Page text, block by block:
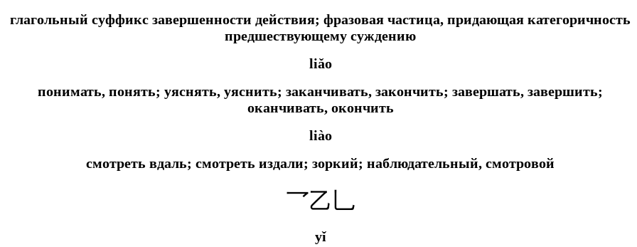
глагольный суффикс завершенности действия; фразовая частица, придающая категоричность
предшествующему суждению
liǎo
понимать, понять; уяснять, уяснить; заканчивать, закончить; завершать, завершить;
оканчивать, окончить
liào
смотреть вдаль; смотреть издали; зоркий; наблюдательный, смотровой
乛乙乚
yǐ